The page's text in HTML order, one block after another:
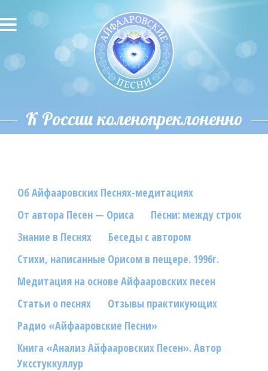
О песнях
Исполнители
Новости
Скачать
Контакты
Фотогалерея
In English
Видео
Ииссиидиология
К России коленопреклоненно
Об Айфааровских Песнях-медитациях
От автора Песен — Ориса
Песни: между строк
Знание в Песнях
Беседы с автором
Стихи, написанные Орисом в пещере. 1996г.
Медитация на основе Айфааровских песен
Статьи о песнях
Отзывы практикующих
Радио «Айфааровские Песни»
Книга «Анализ Айфааровских Песен». Автор
Уксстуккуллур